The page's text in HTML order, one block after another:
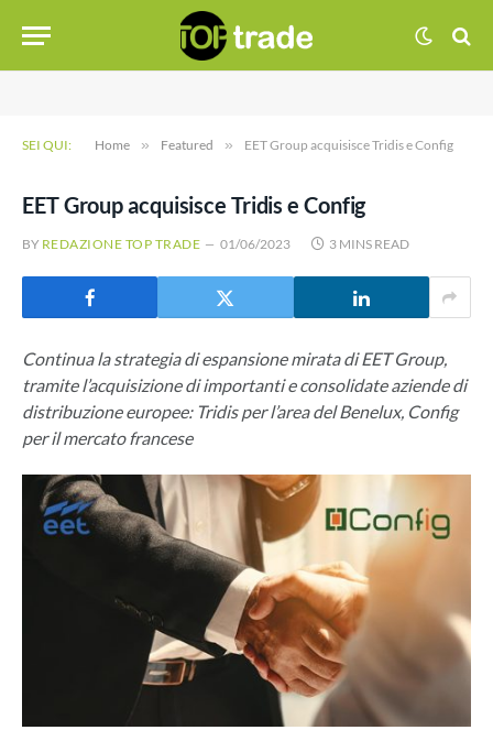
SEI QUI: Home » Featured » EET Group acquisisce Tridis e Config
EET Group acquisisce Tridis e Config
BY REDAZIONE TOP TRADE 01/06/2023 3 MINS READ
Continua la strategia di espansione mirata di EET Group,
tramite l’acquisizione di importanti e consolidate aziende di
distribuzione europee: Tridis per l’area del Benelux, Config
per il mercato francese